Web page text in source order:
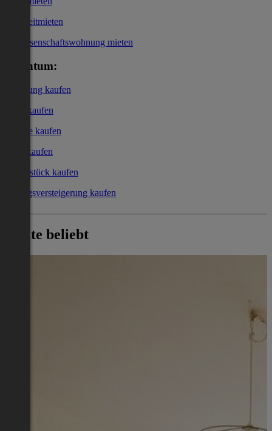
Kurzzeitmieten
Genossenschaftswohnung mieten
Eigentum:
Wohnung kaufen
Haus kaufen
Garage kaufen
Büro kaufen
Grundstück kaufen
Zwangsversteigerung kaufen
Heute beliebt